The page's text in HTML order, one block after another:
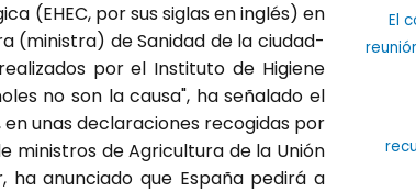
(EHEC, por sus siglas en inglés) en
(ministra) de Sanidad de la ciudad-
por el Instituto de Higiene
no son la causa", ha señalado el
unas declaraciones recogidas por
ministros de Agricultura de la Unión
ha anunciado que España pedirá a
El